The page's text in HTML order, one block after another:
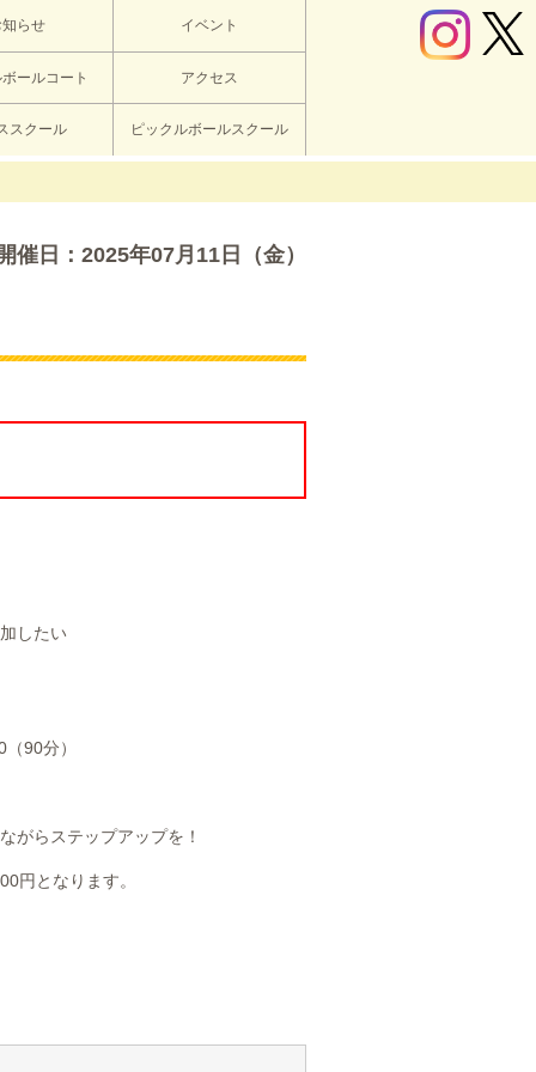
らせ イベント
ールコート アクセス
スクール ピックルボールスクール
催日：2025年07月11日（金）
したい
90分）
がらステップアップを！
円となります。